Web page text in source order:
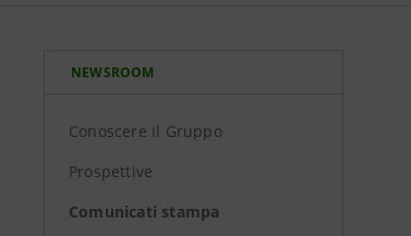
NEWSROOM
Conoscere il Gruppo
Prospettive
Comunicati stampa